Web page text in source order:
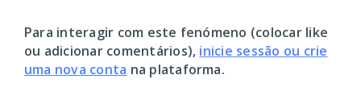
Para interagir com este fenómeno (colocar like
ou adicionar comentários), inicie sessão ou crie
uma nova conta na plataforma.